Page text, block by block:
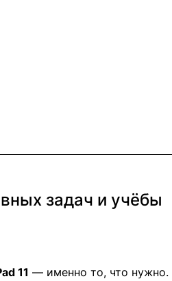
задач и учёбы
11 — именно то, что нужно.